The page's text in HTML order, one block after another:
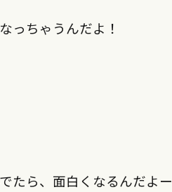
っちゃうんだよ！
たら、面白くなるんだよー